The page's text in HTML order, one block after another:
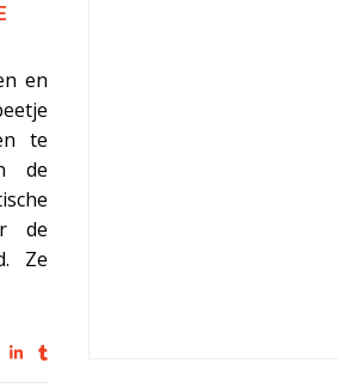
en
te
de
de
Ze